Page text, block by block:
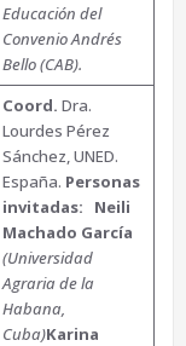
Educación del
Convenio Andrés
Bello (CAB).
Coord.Dra.
Lourdes Pérez
Sánchez, UNED.
España. Personas
invitadas:
Neili
Machado García
(Universidad
Agraria de la
Habana,
Cuba)Karina